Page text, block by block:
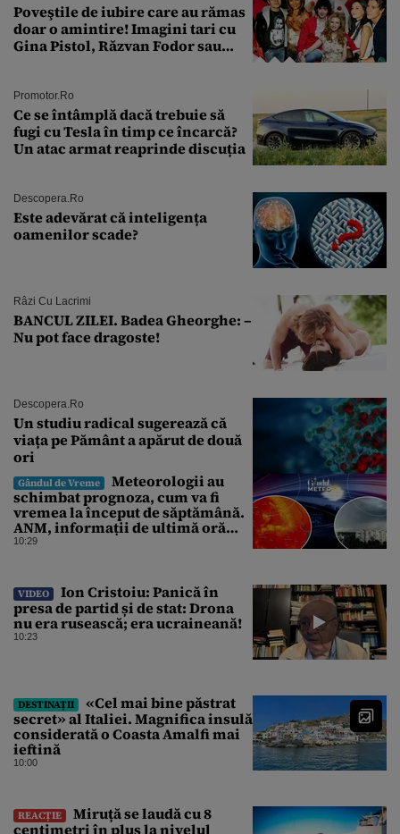
Poveştile de iubire care au rămas
doar o amintire! Imagini tari cu
Gina Pistol, Răzvan Fodor sau
Promotor.ro
Ce se întâmplă dacă trebuie să
fugi cu Tesla în timp ce încarcă?
Un atac armat reaprinde discuția
Descopera.ro
Este adevărat că inteligența
oamenilor scade?
Râzi Cu Lacrimi
BANCUL ZILEI. Badea Gheorghe: –
Nu pot face dragoste!
Descopera.ro
Un studiu radical sugerează că
viața pe Pământ a apărut de două
ori
Gândul de Vreme
Meteorologii au
schimbat prognoza, cum va fi
vremea la început de săptămână.
ANM, informații de ultimă oră
pentru Gândul
10:29
VIDEO
Ion Cristoiu: Panică în
presa de partid și de stat: Drona
nu era rusească; era ucraineană!
10:23
DESTINAȚII
«Cel mai bine păstrat
secret» al Italiei. Magnifica insulă
considerată o Coasta Amalfi mai
ieftină
10:00
REACȚIE
Miruță se laudă cu 8
centimetri în plus la nivelul